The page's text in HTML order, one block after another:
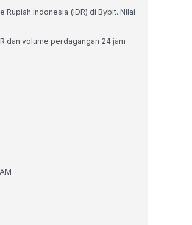
Indonesia (IDR) di Bybit. Nilai
dan volume perdagangan 24 jam